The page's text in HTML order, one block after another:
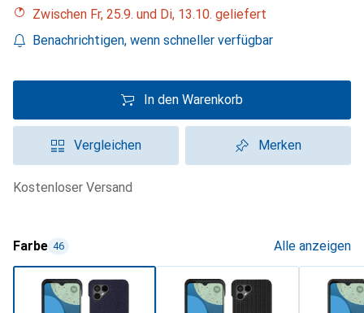
Zwischen Fr, 25.9. und Di, 13.10. geliefert
Benachrichtigen, wenn schneller verfügbar
In den Warenkorb
Vergleichen Merken
kostenloser Versand
Farbe 46 Alle anzeigen